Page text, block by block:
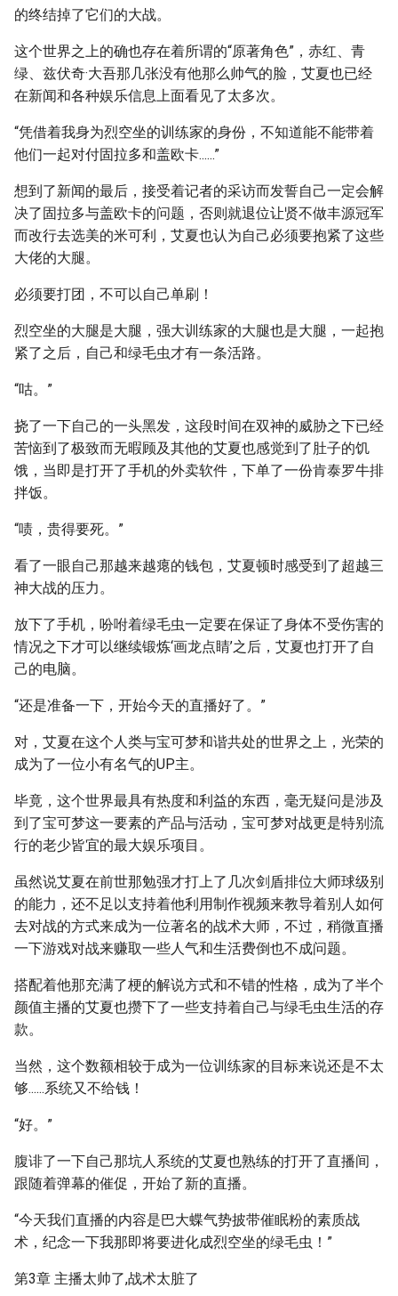
的终结掉了它们的大战。
这个世界之上的确也存在着所谓的“原著角色”，赤红、青
绿、兹伏奇·大吾那几张没有他那么帅气的脸，艾夏也已经
在新闻和各种娱乐信息上面看见了太多次。
“凭借着我身为烈空坐的训练家的身份，不知道能不能带着
他们一起对付固拉多和盖欧卡......”
想到了新闻的最后，接受着记者的采访而发誓自己一定会解
决了固拉多与盖欧卡的问题，否则就退位让贤不做丰源冠军
而改行去选美的米可利，艾夏也认为自己必须要抱紧了这些
大佬的大腿。
必须要打团，不可以自己单刷！
烈空坐的大腿是大腿，强大训练家的大腿也是大腿，一起抱
紧了之后，自己和绿毛虫才有一条活路。
“咕。”
挠了一下自己的一头黑发，这段时间在双神的威胁之下已经
苦恼到了极致而无暇顾及其他的艾夏也感觉到了肚子的饥
饿，当即是打开了手机的外卖软件，下单了一份肯泰罗牛排
拌饭。
“啧，贵得要死。”
看了一眼自己那越来越瘪的钱包，艾夏顿时感受到了超越三
神大战的压力。
放下了手机，吩咐着绿毛虫一定要在保证了身体不受伤害的
情况之下才可以继续锻炼‘画龙点睛’之后，艾夏也打开了自
己的电脑。
“还是准备一下，开始今天的直播好了。”
对，艾夏在这个人类与宝可梦和谐共处的世界之上，光荣的
成为了一位小有名气的UP主。
毕竟，这个世界最具有热度和利益的东西，毫无疑问是涉及
到了宝可梦这一要素的产品与活动，宝可梦对战更是特别流
行的老少皆宜的最大娱乐项目。
虽然说艾夏在前世那勉强才打上了几次剑盾排位大师球级别
的能力，还不足以支持着他利用制作视频来教导着别人如何
去对战的方式来成为一位著名的战术大师，不过，稍微直播
一下游戏对战来赚取一些人气和生活费倒也不成问题。
搭配着他那充满了梗的解说方式和不错的性格，成为了半个
颜值主播的艾夏也攒下了一些支持着自己与绿毛虫生活的存
款。
当然，这个数额相较于成为一位训练家的目标来说还是不太
够......系统又不给钱！
“好。”
腹诽了一下自己那坑人系统的艾夏也熟练的打开了直播间，
跟随着弹幕的催促，开始了新的直播。
“今天我们直播的内容是巴大蝶气势披带催眠粉的素质战
术，纪念一下我那即将要进化成烈空坐的绿毛虫！”
第3章 主播太帅了,战术太脏了